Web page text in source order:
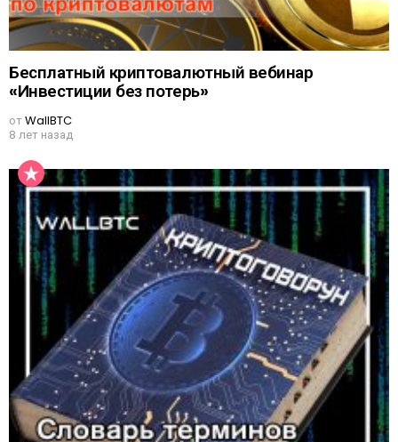
Бесплатный криптовалютный вебинар
«Инвестиции без потерь»
отWallBTC
8 лет назад